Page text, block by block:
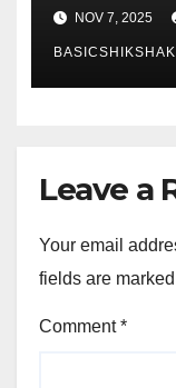
NOV 7, 2025
Leave a
Your email
fields are marked
Comment*